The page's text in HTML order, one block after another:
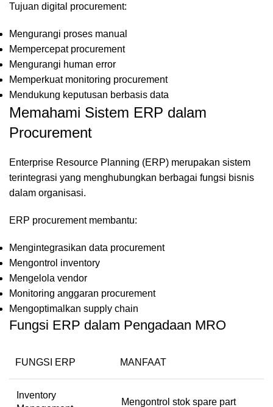
Tujuan digital procurement:
Mengurangi proses manual
Mempercepat procurement
Mengurangi human error
Memperkuat monitoring procurement
Mendukung keputusan berbasis data
Memahami Sistem ERP dalam
Procurement
Enterprise Resource Planning (ERP) merupakan sistem
terintegrasi yang menghubungkan berbagai fungsi bisnis
dalam organisasi.
ERP procurement membantu:
Mengintegrasikan data procurement
Mengontrol inventory
Mengelola vendor
Monitoring anggaran procurement
Mengoptimalkan supply chain
Fungsi ERP dalam Pengadaan MRO
FUNGSI ERP MANFAAT
Inventory
Mengontrol stok spare part